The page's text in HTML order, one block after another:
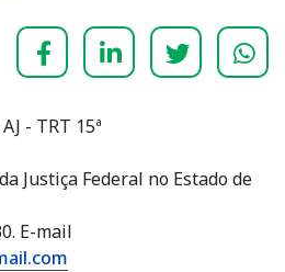
- TRT 15ª
Justiça Federal no Estado de
E-mail